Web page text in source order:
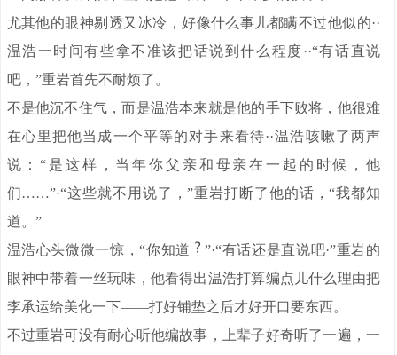
尤其他的眼神剔透又冰冷，好像什么事儿都瞒不过他似的··
温浩一时间有些拿不准该把话说到什么程度··“有话直说
吧，”重岩首先不耐烦了。
不是他沉不住气，而是温浩本来就是他的手下败将，他很难
在心里把他当成一个平等的对手来看待··温浩咳嗽了两声
说：“是这样，当年你父亲和母亲在一起的时候，他
们……”·“这些就不用说了，”重岩打断了他的话，“我都知
道。”
温浩心头微微一惊，“你知道
”·“有话还是直说吧·”重岩的
眼神中带着一丝玩味，他看得出温浩打算编点儿什么理由把
李承运给美化一下——打好铺垫之后才好开口要东西。
不过重岩可没有耐心听他编故事，上辈子好奇听了一遍，一